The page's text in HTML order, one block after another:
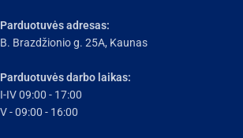
Parduotuvės adresas:
B. Brazdžionio g. 25A, Kaunas
Parduotuvės darbo laikas:
I-IV 09:00 - 17:00
V - 09:00 - 16:00